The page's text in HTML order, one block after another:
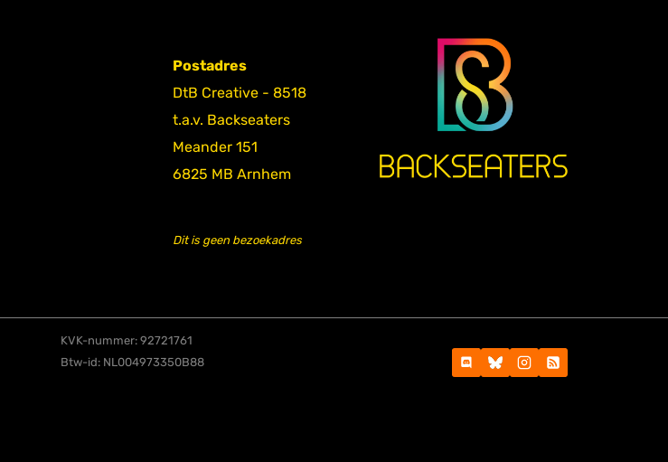
Postadres
DtB Creative - 8518
t.a.v. Backseaters
Meander 151
6825 MB Arnhem
Dit is geen bezoekadres
KVK-nummer: 92721761
Btw-id: NL004973350B88